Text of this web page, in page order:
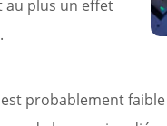
plus un effet
probablement